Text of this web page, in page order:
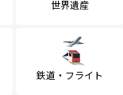
世界遺産
鉄道・フライト